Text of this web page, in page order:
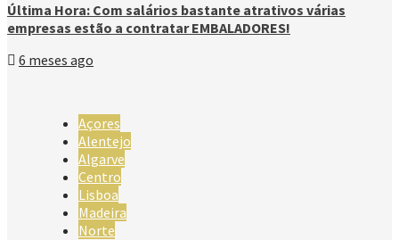
Última Hora: Com salários bastante atrativos várias
empresas estão a contratar EMBALADORES!
6 meses ago
Açores
Alentejo
Algarve
Centro
Lisboa
Madeira
Norte